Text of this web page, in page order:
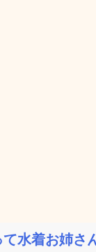
水着お姉さ